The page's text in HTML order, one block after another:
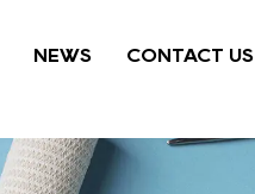
NEWS CONTACT US